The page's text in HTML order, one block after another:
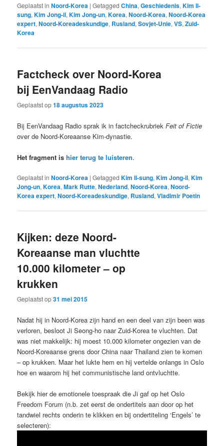
Geplaatst in Noord-Korea |Getagged China,Geschiedenis,Kim Il-
sung,Kim Jong-il,Kim Jong-un,Korea,Noord-Korea,Noord-Korea
expert,Noord-Koreadeskundige, Rusland,Sovjet-Unie,VS,Zuid-
Korea
Factcheck over Noord-Korea
bij EenVandaag Radio
Geplaatst op18 augustus 2023
Bij EenVandaag Radio sprak ik in factcheckrubriekFeit of Fictie
over de Noord-Koreaanse Kim-dynastie.
Het fragment ishier terug te luisteren.
Geplaatst in Noord-Korea |Getagged Kim Il-sung,Kim Jong-il,Kim
Jong-un,Korea,Mark Rutte,Nederland,Noord-Korea,Noord-
Korea expert,Noord-Koreadeskundige, Rusland,Vladimir Poetin
Kijken: deze Noord-
Koreaanse man vluchtte
10.000 kilometer – op
krukken
Geplaatst op31 mei 2015
Nadat hij in Noord-Korea zijn hand en een deel van zijn been was
verloren, besloot Ji Seong-ho naar Zuid-Korea te vluchten. Dat
was niet makkelijk: hij moest 10.000 kilometer ongezien van de
Noord-Koreaanse grens door China naar Thailand zien te komen
– op krukken. Maar het lukte hem en hij vertelde onlangs in Oslo
hoe en waarom hij het communistische land ontvluchtte.
Bekijk hier de emotionele toespraak die Ji gaf op het Oslo
Freedom Forum (n.b. zet eerst de ondertitels aan door op het
tandwiel rechts onderin te klikken en bij ondertiteling ‘Engels’ te
selecteren):